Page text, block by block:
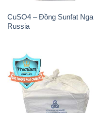
CuSO4 – Đồng Sunfat Nga
Russia